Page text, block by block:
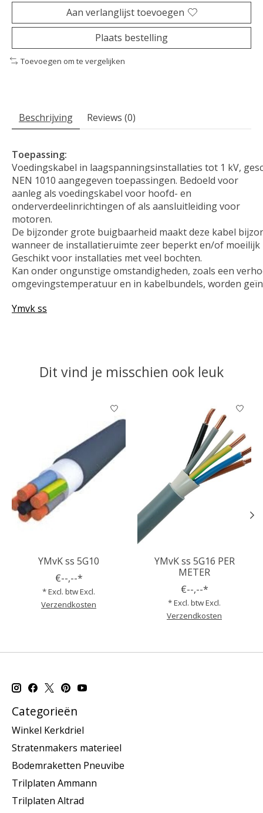
Aan verlanglijst toevoegen
Plaats bestelling
Toevoegen om te vergelijken
Beschrijving Reviews (0)
Toepassing:
Voedingskabel in laagspanningsinstallaties tot 1 kV,
NEN 1010 aangegeven toepassingen. Bedoeld voor
aanleg als voedingskabel voor hoofd- en
onderverdeelinrichtingen of als aansluitleiding voor
motoren.
De bijzonder grote buigbaarheid maakt deze kabel
wanneer de installatieruimte zeer beperkt en/of moeilijk
Geschikt voor installaties met veel bochten.
Kan onder ongunstige omstandigheden, zoals een
omgevingstemperatuur en in kabelbundels, worden
Ymvk ss
Dit vind je misschien ook leuk
Items van productcarrousel
YMvK ss 5G10
€--,--*
* Excl. btw Excl.
Verzendkosten
YMvK ss 5G16 PER
METER
€--,--*
* Excl. btw Excl.
Verzendkosten
Categorieën
Winkel Kerkdriel
Stratenmakers materieel
Bodemraketten Pneuvibe
Trilplaten Ammann
Trilplaten Altrad